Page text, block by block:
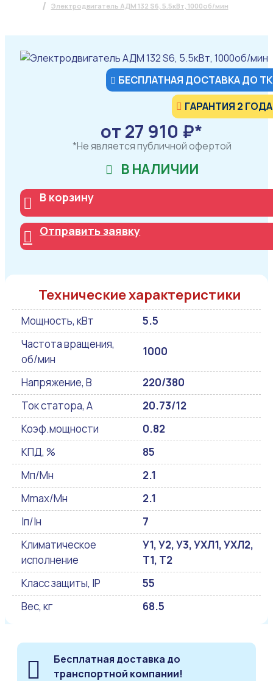
Электродвигатель АДМ 132 S6, 5.5кВт, 1000об/мин
БЕСПЛАТНАЯ ДОСТАВКА ДО
ГАРАНТИЯ 2
от 27 910 ₽*
*Не является публичной офертой
В НАЛИЧИИ
В корзину
Отправить заявку
Технические характеристики
Мощность, кВт
5.5
Частота вращения,
об/мин
1000
Напряжение, В
220/380
Ток статора, А
20.73/12
Коэф.мощности
0.82
КПД, %
85
Мп/Мн
2.1
Mmax/Mн
2.1
Iп/Iн
7
Климатическое
исполнение
У1, У2, У3, УХЛ1, УХЛ2,
Т1, Т2
Класс защиты, IP
55
Вес, кг
68.5
Бесплатная доставка до
транспортной компании!